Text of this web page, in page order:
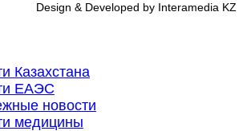
Design & Developed by Interamedia KZ
Казахстана
ЕАЭС
новости
медицины